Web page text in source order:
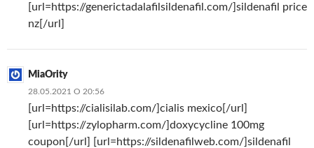
[url=https://generictadalafilsildenafil.com/]sildenafil price
nz[/url]
MiaOrity
28.05.2021 О 20:56
[url=https://cialisilab.com/]cialis mexico[/url]
[url=https://zylopharm.com/]doxycycline 100mg
coupon[/url] [url=https://sildenafilweb.com/]sildenafil